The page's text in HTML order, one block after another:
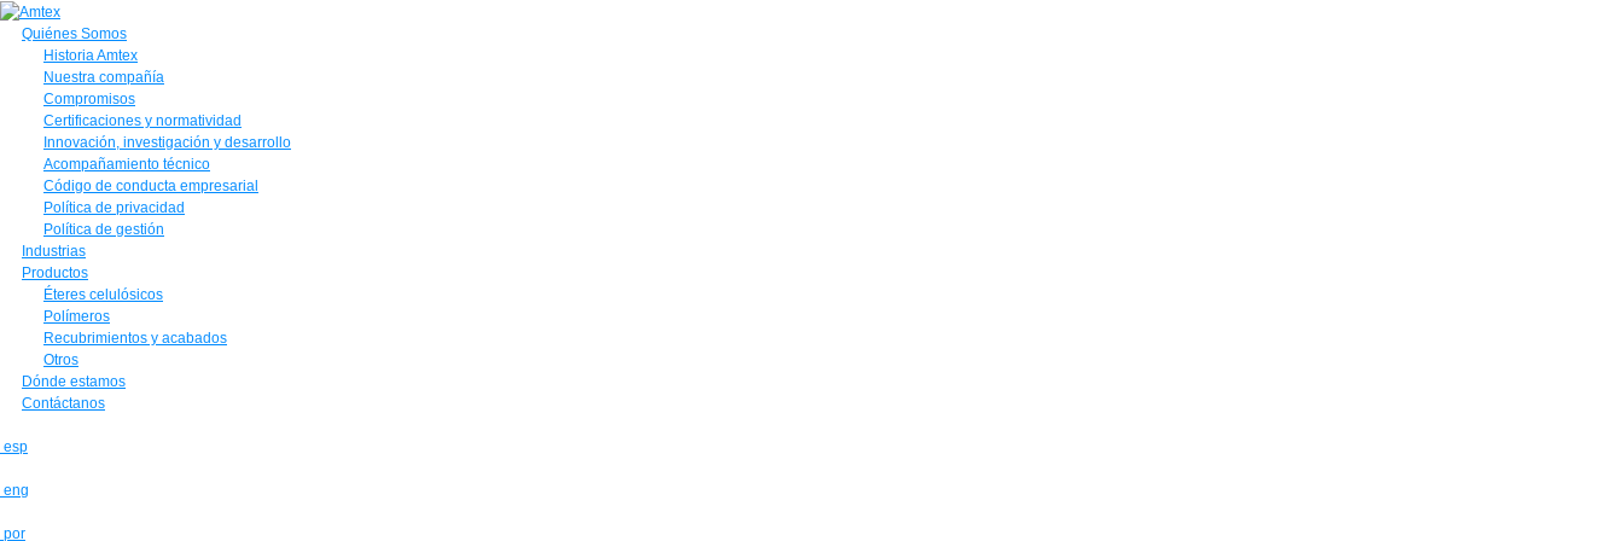
Quiénes Somos
Historia Amtex
Nuestra compañía
Compromisos
Certificaciones y normatividad
Innovación, investigación y desarrollo
Acompañamiento técnico
Código de conducta empresarial
Política de privacidad
Política de gestión
Industrias
Productos
Éteres celulósicos
Polímeros
Recubrimientos y acabados
Otros
Dónde estamos
Contáctanos
esp
eng
por